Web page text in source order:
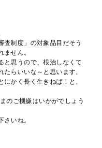
査制度」の対象品目だそう
せん。
と思うので、根治しなくて
らいいな～と思います。
かく長く生きねば！と。
のご機嫌はいかがでしょう
いね。